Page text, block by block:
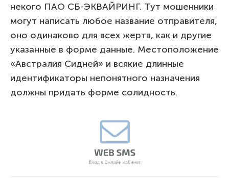
некого ПАО СБ-ЭКВАЙРИНГ. Тут мошенники
могут написать любое название отправителя,
оно одинаково для всех жертв, как и другие
указанные в форме данные. Местоположение
«Австралия Сидней» и всякие длинные
идентификаторы непонятного назначения
должны придать форме солидность.